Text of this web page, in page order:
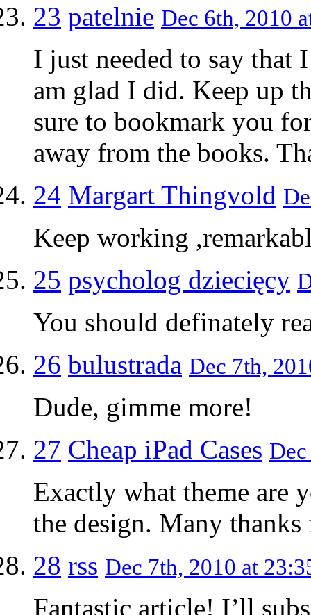
23 patelnie Dec 6th, 2010
I just needed to say that
am glad I did. Keep up
sure to bookmark you
away from the books.
24 Margart Thingvold
Keep working
25 psycholog dziecięcy
You should definately
26 bulustrada Dec 7th,
Dude, gimme more!
27 Cheap iPad Cases
Exactly what theme are
the design. Many
28 rss Dec 7th, 2010 at
Fantastic article! I’ll